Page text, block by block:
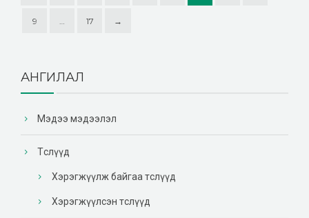
9 … 17 →
АНГИЛАЛ
Мэдээ мэдээлэл
Төслүүд
Хэрэгжүүлж байгаа төслүүд
Хэрэгжүүлсэн төслүүд